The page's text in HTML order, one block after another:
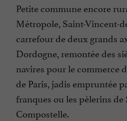
Petite commune encore
Métropole, Saint-Vincent-
carrefour de deux grands
Dordogne, remontée des
navires pour le commerce
de Paris, jadis empruntée
franques ou les pèlerins de
Compostelle.